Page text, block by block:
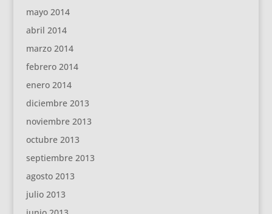
mayo 2014
abril 2014
marzo 2014
febrero 2014
enero 2014
diciembre 2013
noviembre 2013
octubre 2013
septiembre 2013
agosto 2013
julio 2013